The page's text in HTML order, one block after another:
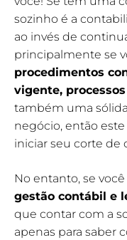
sozinho é a
ao invés de
principalmente se
procedimentos
vigente,
também uma
negócio, então
iniciar seu corte de
No entanto, se você
gestão contábil e
que contar com a
apenas para saber